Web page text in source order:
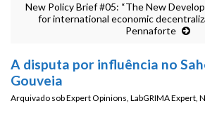
New Policy Brief #05: “The New
for international economic
Pennaforte
A disputa por influência no
Gouveia
Arquivado sobExpert Opinions, LabGRIMA Expert,